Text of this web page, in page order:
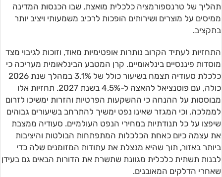
תהליך של טרנספורמציה כלכלית מואצת, שבו הכנסות המדינה
ממיסים על מוצרים ושירותים הופכות לרכיב משמעותי ויציב יותר
בתקציב.
התחזיות לעתיד הקרוב נותרות אופטימיות מאוד, וזוכות לגיבוי מצד
מוסדות פיננסיים בינלאומיים. קרן המטבע הבינלאומית מעריכה כי
כלכלת סעודיה תצמח בשיעור כולל של 3.1% במהלך שנת 2026
כולה, עם פוטנציאל להאצה ל-4.5% בשנת 2027. תחזיות אלו
מבוססות על ההנחה כי ההשקעות הפרטיות והזרות ימשיכו לזרום
לממלכה, וכי המגזר שאינו נפט ימשיך להתרחב בשיעורים גבוהים
שיפצו על כל תנודתיות במחירי הנפט העולמיים. סעודיה ממצבת
את עצמה כיום כאחת הכלכלות המתפתחות הבולטות והיציבות
ביותר באזור, תוך שהיא מנצלת את עתודות המזומנים שלה כדי
לבנות תשתית כלכלית מגוונת שתשרת את הדורות הבאים גם בעידן
שאחרי הדלקים המאובנים.